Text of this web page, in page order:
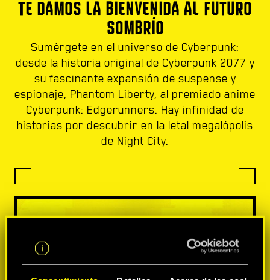
TE DAMOS LA BIENVENIDA AL FUTURO
SOMBRÍO
Sumérgete en el universo de Cyberpunk:
desde la historia original de Cyberpunk 2077 y
su fascinante expansión de suspense y
espionaje, Phantom Liberty, al premiado anime
Cyberpunk: Edgerunners. Hay infinidad de
historias por descubrir en la letal megalópolis
de Night City.